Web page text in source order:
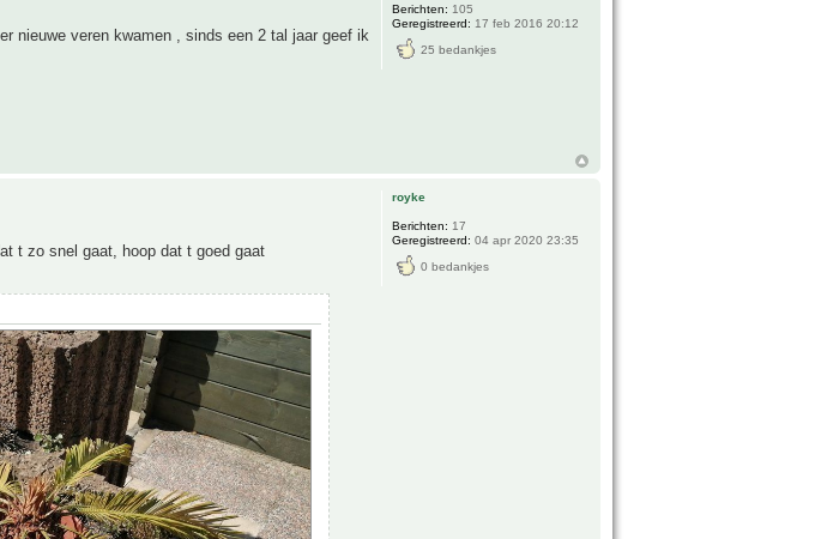
nieuwe veren kwamen , sinds een 2 tal jaar geef ik
Berichten: 105
Geregistreerd: 17 feb 2016 20:12
25 bedankjes
t zo snel gaat, hoop dat t goed gaat
royke
Berichten: 17
Geregistreerd: 04 apr 2020 23:35
0 bedankjes